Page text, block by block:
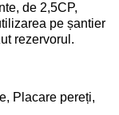
de 2,5CP,
pe șantier
rezervorul.
Placare pereți,